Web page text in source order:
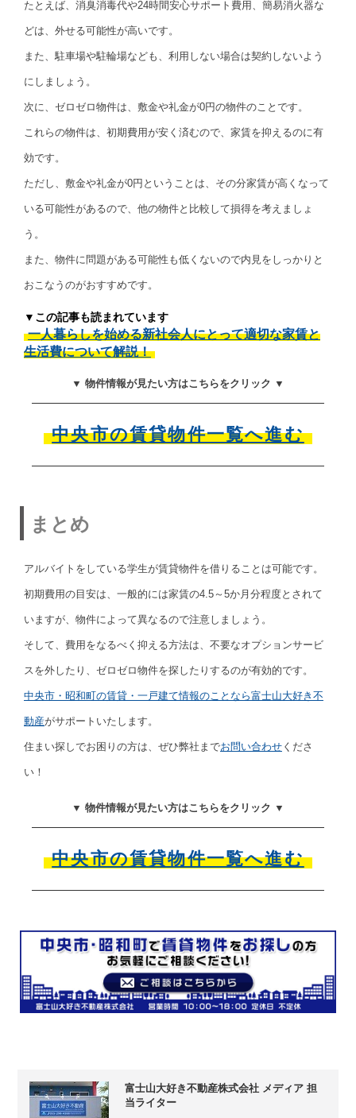
たとえば、消臭消毒代や24時間安心サポート費用、簡易消火器な
どは、外せる可能性が高いです。
また、駐車場や駐輪場なども、利用しない場合は契約しないよう
にしましょう。
次に、ゼロゼロ物件は、敷金や礼金が0円の物件のことです。
これらの物件は、初期費用が安く済むので、家賃を抑えるのに有
効です。
ただし、敷金や礼金が0円ということは、その分家賃が高くなって
いる可能性があるので、他の物件と比較して損得を考えましょ
う。
また、物件に問題がある可能性も低くないので内見をしっかりと
おこなうのがおすすめです。
▼この記事も読まれています
一人暮らしを始める新社会人にとって適切な家賃と
生活費について解説！
▼ 物件情報が見たい方はこちらをクリック ▼
中央市の賃貸物件一覧へ進む
まとめ
アルバイトをしている学生が賃貸物件を借りることは可能です。
初期費用の目安は、一般的には家賃の4.5～5か月分程度とされて
いますが、物件によって異なるので注意しましょう。
そして、費用をなるべく抑える方法は、不要なオプションサービ
スを外したり、ゼロゼロ物件を探したりするのが有効的です。
中央市・昭和町の賃貸・一戸建て情報のことなら富士山大好き不
動産がサポートいたします。
住まい探しでお困りの方は、ぜひ弊社までお問い合わせ くださ
い！
▼ 物件情報が見たい方はこちらをクリック ▼
中央市の賃貸物件一覧へ進む
富士山大好き不動産株式会社 メディア 担
当ライター